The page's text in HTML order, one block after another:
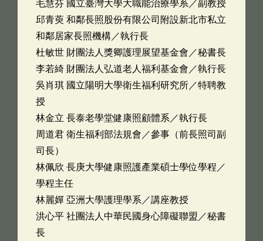
毛慧芬 國立臺灣大學大職能治療學系／副教授
邱青萸 和鄰長照股份有限公司附設新北市私立
和鄰居家長照機構／執行長
杜敏世 財團法人獎卿護理展望基金會／秘書長
李若綺 財團法人弘道老人福利基金會／執行長
吳肖琪 國立陽明大學衛生福利研究所／特聘教
授
林金立 長泰老學堂健康照顧體系／執行長
周道君 衛生福利部法規會／參事（前長照司副
司長）
林佩欣 長庚大學健康照護產業碩士學位學程／
學程主任
林麗嬋 亞洲大學護理學系／講座教授
洪心平 社團法人中華民國身心障礙聯盟／秘書
長